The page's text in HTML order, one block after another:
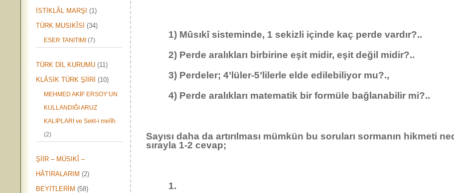
İSTİKLÂL MARŞI (1)
TÜRK MUSIKÎSİ (34)
ESER TANITIMI (7)
TÜRK DİL KURUMU (11)
KLÂSİK TÜRK ŞİİRİ (10)
MEHMED AKİF ERSOY’UN
KULLANDIĞI ARUZ
KALIPLARI ve Sekt-i melîh
(2)
ŞİİR – MÙSIKÎ –
HÂTIRALARIM (2)
BEYİTLERİM (58)
1) Mûsıkî sisteminde, 1 sekizli içinde kaç perde vardır?..
2) Perde aralıkları birbirine eşit midir, eşit değil midir?..
3) Perdeler; 4’lüler-5’lilerle elde edilebiliyor mu?.,
4) Perde aralıkları matematik bir formüle bağlanabilir mi?..
Sayısı daha da artırılması mümkün bu soruları sormanın hikmeti
sırayla 1-2 cevap;
1.